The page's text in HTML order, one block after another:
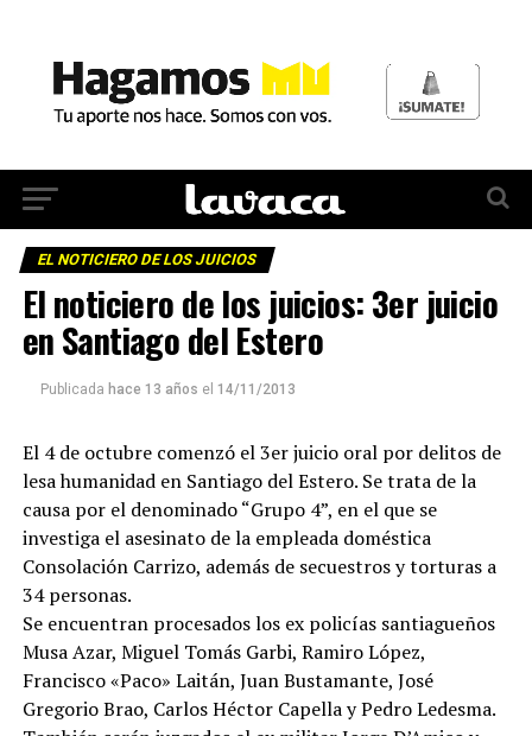
EL NOTICIERO DE LOS JUICIOS
El noticiero de los juicios: 3er juicio
en Santiago del Estero
Publicada hace 13 años el 14/11/2013
El 4 de octubre comenzó el 3er juicio oral por delitos de
lesa humanidad en Santiago del Estero. Se trata de la
causa por el denominado “Grupo 4”, en el que se
investiga el asesinato de la empleada doméstica
Consolación Carrizo, además de secuestros y torturas a
34 personas.
Se encuentran procesados los ex policías santiagueños
Musa Azar, Miguel Tomás Garbi, Ramiro López,
Francisco «Paco» Laitán, Juan Bustamante, José
Gregorio Brao, Carlos Héctor Capella y Pedro Ledesma.